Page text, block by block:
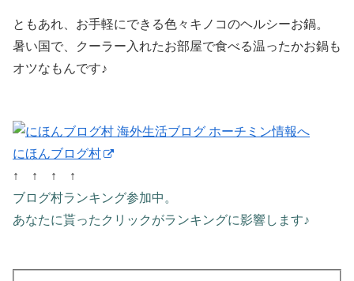
ともあれ、お手軽にできる色々キノコのヘルシーお鍋。
暑い国で、クーラー入れたお部屋で食べる温ったかお鍋も
オツなもんです♪
にほんブログ村
↑ ↑ ↑ ↑
ブログ村ランキング参加中。
あなたに貰ったクリックがランキングに影響します♪